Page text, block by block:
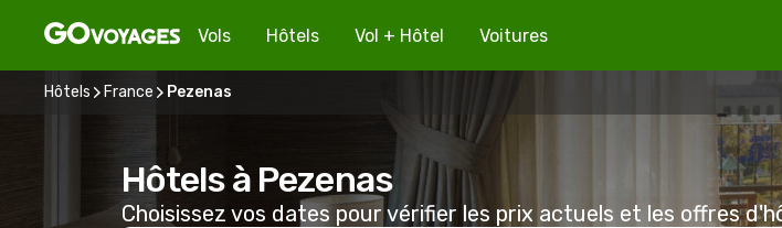
Vols Hôtels Vol + Hôtel Voitures
Hôtels France Pezenas
Hôtels à Pezenas
Choisissez vos dates pour vérifier les prix actuels et les offres